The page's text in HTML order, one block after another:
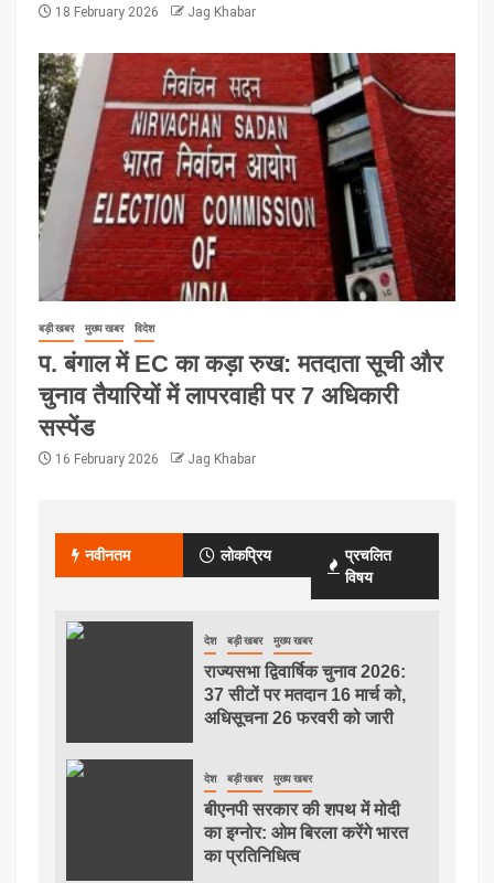
18 February 2026 Jag Khabar
बड़ी खबर मुख्य खबर विदेश
प. बंगाल में EC का कड़ा रुख: मतदाता सूची और
चुनाव तैयारियों में लापरवाही पर 7 अधिकारी
सस्पेंड
16 February 2026 Jag Khabar
नवीनतम लोकप्रिय
प्रचलित
विषय
देश बड़ी खबर मुख्य खबर
राज्यसभा द्विवार्षिक चुनाव 2026:
37 सीटों पर मतदान 16 मार्च को,
अधिसूचना 26 फरवरी को जारी
देश बड़ी खबर मुख्य खबर
बीएनपी सरकार की शपथ में मोदी
का इग्नोर: ओम बिरला करेंगे भारत
का प्रतिनिधित्व